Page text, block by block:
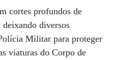
cortes profundos de
deixando diversos
Militar para proteger
viaturas do Corpo de